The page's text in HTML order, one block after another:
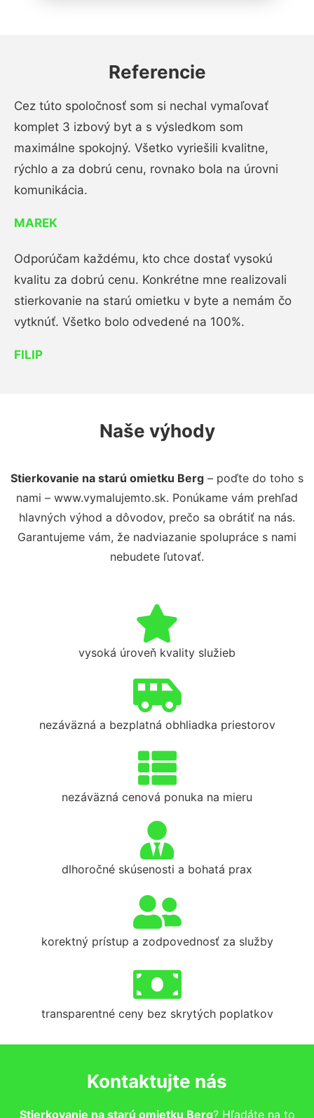
Referencie
Cez túto spoločnosť som si nechal vymaľovať
komplet 3 izbový byt a s výsledkom som
maximálne spokojný. Všetko vyriešili kvalitne,
rýchlo a za dobrú cenu, rovnako bola na úrovni
komunikácia.
MAREK
Odporúčam každému, kto chce dostať vysokú
kvalitu za dobrú cenu. Konkrétne mne realizovali
stierkovanie na starú omietku v byte a nemám čo
vytknúť. Všetko bolo odvedené na 100%.
FILIP
Naše výhody
Stierkovanie na starú omietku Berg – poďte do toho s
nami – www.vymalujemto.sk. Ponúkame vám prehľad
hlavných výhod a dôvodov, prečo sa obrátiť na nás.
Garantujeme vám, že nadviazanie spolupráce s nami
nebudete ľutovať.
vysoká úroveň kvality služieb
nezáväzná a bezplatná obhliadka priestorov
nezáväzná cenová ponuka na mieru
dlhoročné skúsenosti a bohatá prax
korektný prístup a zodpovednosť za služby
transparentné ceny bez skrytých poplatkov
Kontaktujte nás
Stierkovanie na starú omietku Berg? Hľadáte na to